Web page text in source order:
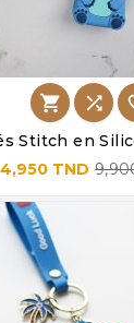
 
Stitch en
4,950 TND